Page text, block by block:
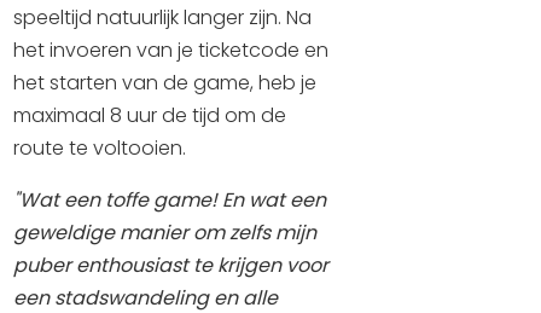
speeltijd natuurlijk langer zijn. Na
het invoeren van je ticketcode en
het starten van de game, heb je
maximaal 8 uur de tijd om de
route te voltooien.
"Wat een toffe game! En wat een
geweldige manier om zelfs mijn
puber enthousiast te krijgen voor
een stadswandeling en alle